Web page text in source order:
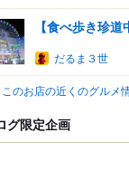
【食べ歩き珍
だるま３世
このお店の近くのグルメ
グ限定企画